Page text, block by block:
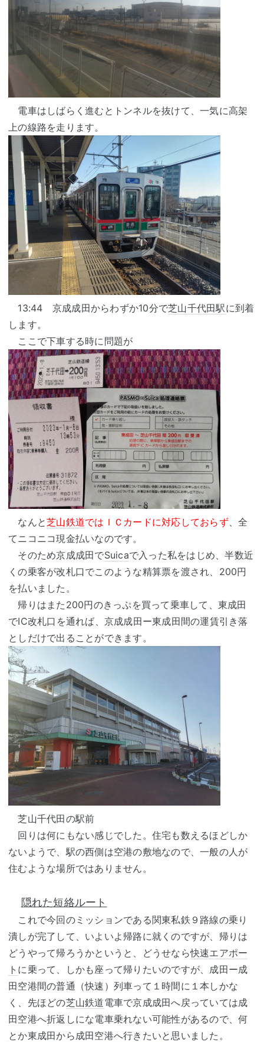
電車はしばらく進むとトンネルを抜けて、一気に高架
上の線路を走ります。
13:44 京成成田からわずか10分で芝山千代田駅に到着
します。
ここで下車する時に問題が
なんと芝山鉄道ではＩＣカードに対応しておらず、全
てニコニコ現金払いなのです。
そのため京成成田でSuicaで入った私をはじめ、半数近
くの乗客が改札口でこのような精算票を渡され、200円
を払いました。
帰りはまた200円のきっぷを買って乗車して、東成田
でIC改札口を通れば、京成成田ー東成田間の運賃引き落
としだけで出ることができます。
芝山千代田の駅前
回りは何にもない感じでした。住宅も数えるほどしか
ないようで、駅の西側は空港の敷地なので、一般の人が
住むような場所ではありません。
隠れた短絡ルート
これで今回のミッションである関東私鉄９路線の乗り
潰しが完了して、いよいよ帰路に就くのですが、帰りは
どうやって帰ろうかというと、どうせなら快速エアポー
ト に乗って、しかも座って帰りたいのですが、成田ー成
田空港間の普通（快速）列車って１時間に１本しかな
く、先ほどの芝山鉄道電車で京成成田へ戻っていては成
田空港へ折返しにな電車乗れない可能性があるので、何
とか東成田から成田空港へ行きたいと思いました。